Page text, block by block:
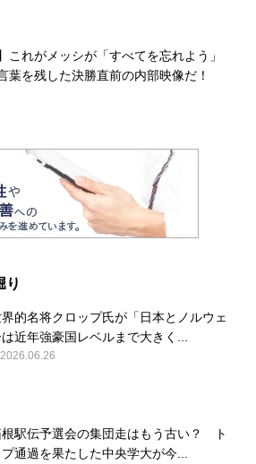
これがメッシが「すべてを忘れよう」
葉を残した決勝直前の内部映像だ！
り
的名将クロップ氏が「日本とノルウェ
近年強豪国レベルまで大きく...
2026.06.26
駅伝予選会の集団走はもう古い？ ト
プ通過を果たした中央学大が今...